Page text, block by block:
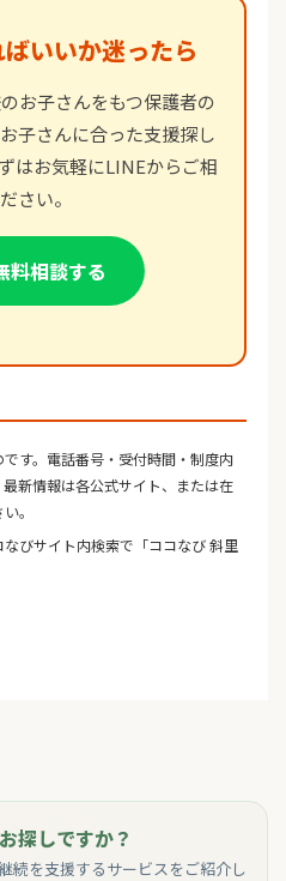
いいか迷ったら
お子さんをもつ保護者の
子さんに合った支援探し
はお気軽にLINEからご相
さい。
料相談する
す。電話番号・受付時間・制度内
新情報は各公式サイト、または在
。
びサイト内検索で「ココなび 斜里
探しですか？
続を支援するサービスをご紹介し